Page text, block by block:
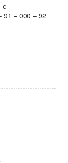
с
91 – 000 – 92